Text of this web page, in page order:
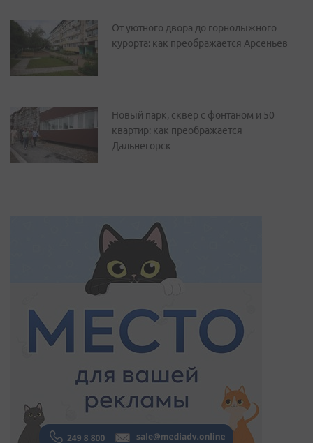
От уютного двора до горнолыжного
курорта: как преображается Арсеньев
Новый парк, сквер с фонтаном и 50
квартир: как преображается
Дальнегорск